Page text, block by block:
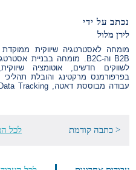
נכתב על ידי
לירן מלול
מומחה לאסטרטגיה שיווקית
בפרפורמנס מרקטינג והובלת
עבודה מבוססת דאטה, Data Tracking וניהול פעילות שיווקית מקצה לקצה.
< כתבה קודמת לכל